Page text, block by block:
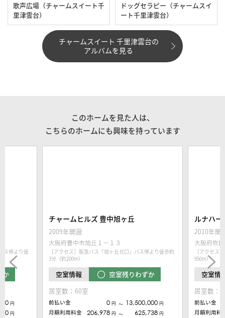
歌声広場（チャームスイート千
里津雲台）
ドッグセラピー（チャームスイ
ート千里津雲台）
チャームスイート 千里津雲台の
アルバムを見る
このホームを見た人は、
こちらのホームにも興味を持っています
ス停より徒
か
円
円
チャームヒルズ 豊中旭ヶ丘
2009年開設
大阪府豊中市旭丘１－１３
［アクセス］阪急バス「旭ヶ丘北口」バス停より徒歩約
3分（約200m）
空室情報
空室残りわずか
居室数：60室
前払い金 0 円 〜 13,500,000 円
月額利用料金 206,978 円 〜 625,738 円
ルナハー
2010年開
大阪府吹
［アクセス
950m）
空室情
居室数：
前払い金
月額利用料